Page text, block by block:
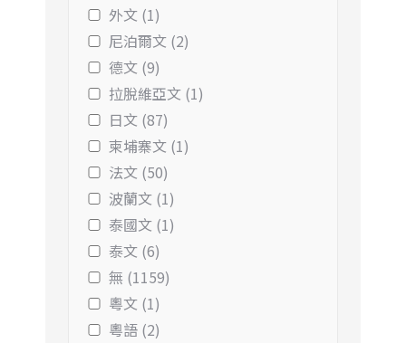
外文 (1)
尼泊爾文 (2)
德文 (9)
拉脫維亞文 (1)
日文 (87)
柬埔寨文 (1)
法文 (50)
波蘭文 (1)
泰國文 (1)
泰文 (6)
無 (1159)
粵文 (1)
粵語 (2)